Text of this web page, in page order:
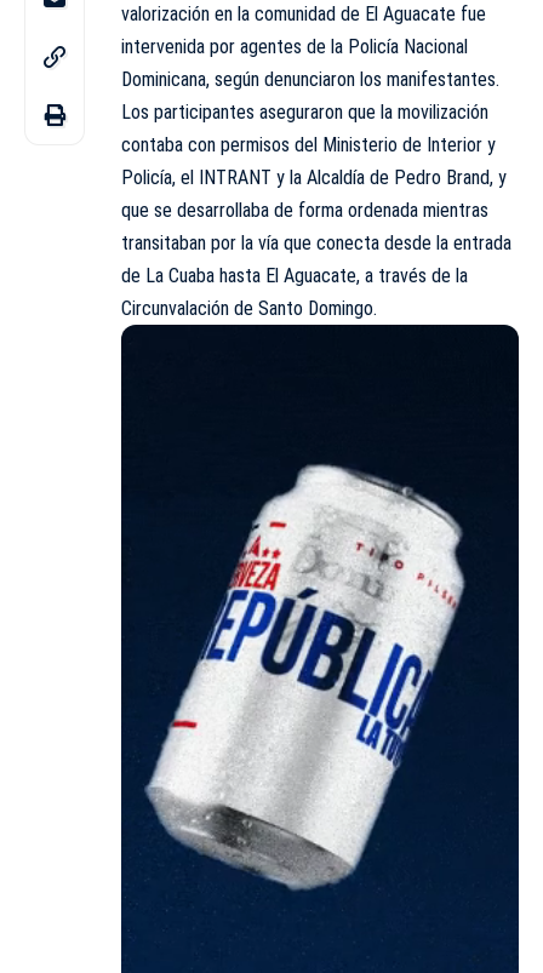
valorización en la comunidad de El Aguacate fue
intervenida por agentes de la Policía Nacional
Dominicana, según denunciaron los manifestantes.
Los participantes aseguraron que la movilización
contaba con permisos del Ministerio de Interior y
Policía, el INTRANT y la Alcaldía de Pedro Brand, y
que se desarrollaba de forma ordenada mientras
transitaban por la vía que conecta desde la entrada
de La Cuaba hasta El Aguacate, a través de la
Circunvalación de Santo Domingo.